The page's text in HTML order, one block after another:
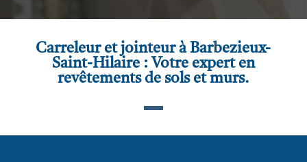
Carreleur et jointeur à Barbezieux-
Saint-Hilaire : Votre expert en
revêtements de sols et murs.